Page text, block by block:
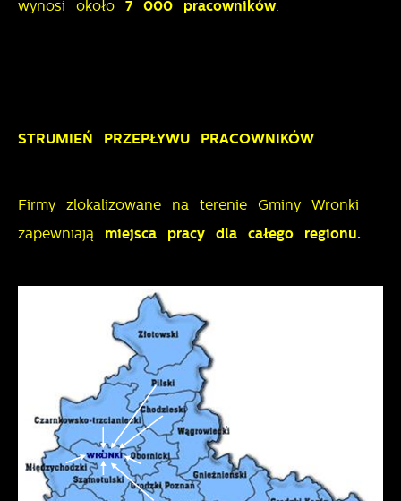
wynosi około 7 000 pracowników.
STRUMIEŃ PRZEPŁYWU PRACOWNIKÓW
Firmy zlokalizowane na terenie Gminy Wronki
zapewniają miejsca pracy dla całego regionu.